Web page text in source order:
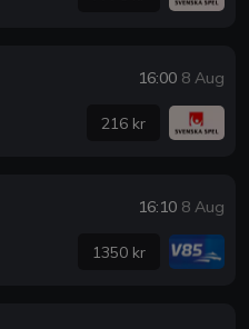
16:00 8 Aug
216 kr
16:10 8 Aug
1350 kr